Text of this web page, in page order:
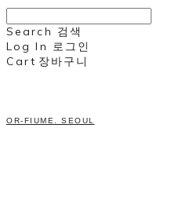
Search 검색
Log In 로그인
Cart 장바구니
OR-FIUME. SEOUL